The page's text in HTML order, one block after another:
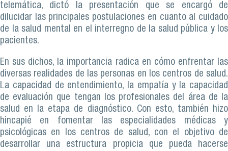
telemática, dictó la presentación que se encargó de
dilucidar las principales postulaciones en cuanto al cuidado
de la salud mental en el interregno de la salud pública y los
pacientes.
En sus dichos, la importancia radica en cómo enfrentar las
diversas realidades de las personas en los centros de salud.
La capacidad de entendimiento, la empatía y la capacidad
de evaluación que tengan los profesionales del área de la
salud en la etapa de diagnóstico. Con esto, también hizo
hincapié en fomentar las especialidades médicas y
psicológicas en los centros de salud, con el objetivo de
desarrollar una estructura propicia que pueda hacerse